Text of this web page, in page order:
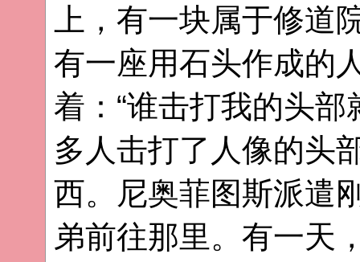
上，有一块属于修道
有一座用石头作成的
着：“谁击打我的头
多人击打了人像的头
西。尼奥菲图斯派遣
弟前往那里。有一天